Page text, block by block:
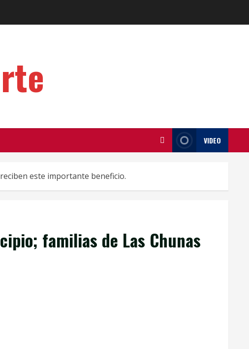
VIDEO
este importante beneficio.
familias de Las Chunas